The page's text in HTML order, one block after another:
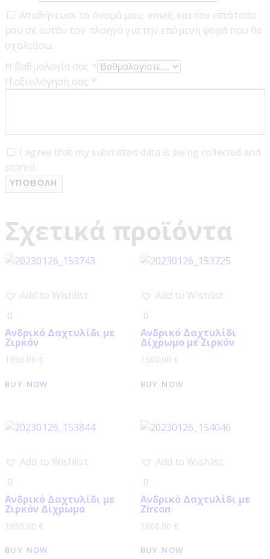
Αποθήκευσε το όνομά μου, email, και τον ιστότοπο
μου σε αυτόν τον πλοηγό για την επόμενη φορά που θα
σχολιάσω.
Η βαθμολογία σας *
Η αξιολόγησή σας *
I agree that my submitted data is being collected and
stored.
Σχετικά προϊόντα
Add to Wishlist
Ανδρικό Δαχτυλίδι με
Ζιρκόν
1950.00 €
BUY NOW
Add to Wishlist
Ανδρικό Δαχτυλίδι
Δίχρωμο με Ζιρκόν
1500.00 €
BUY NOW
Add to Wishlist
Ανδρικό Δαχτυλίδι με
Ζιρκόν Δίχρωμο
1950.00 €
BUY NOW
Add to Wishlist
Ανδρικό Δαχτυλίδι με
Zircon
1600.00 €
BUY NOW